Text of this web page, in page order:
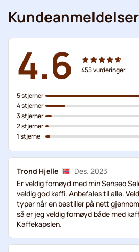
Kundeanmeldelser
4.6 455vurderinger
5 stjerner
4 stjerner
3 stjerner
2 stjerner
1 stjerne
Trond Hjelle
Des. 2023
Er veldig fornøyd med min Senseo
veldig god kaffi. Anbefales til alle.
typer når en bestiller på nett
så er jeg veldig fornøyd både med
Kaffekapslen.